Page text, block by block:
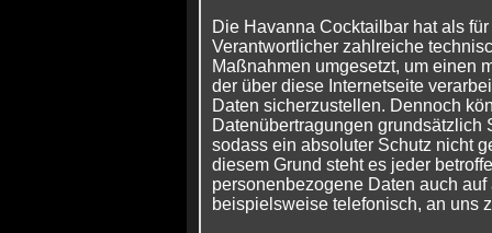
Die Havanna Cocktailbar hat als
Verantwortlicher zahlreiche
Maßnahmen umgesetzt, um einen
der über diese Internetseite
Daten sicherzustellen. Dennoch
Datenübertragungen
sodass ein absoluter Schutz nicht
diesem Grund steht es jeder
personenbezogene Daten auch
beispielsweise telefonisch, an uns